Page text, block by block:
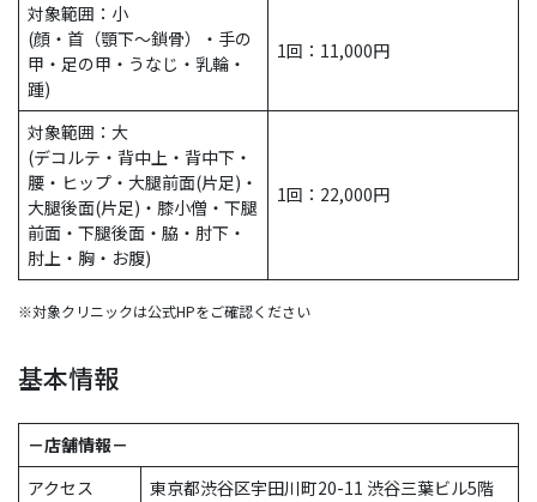
対象範囲：小
(顔・首（顎下～鎖骨）・手の
甲・足の甲・うなじ・乳輪・
踵)
1回：11,000円
対象範囲：大
(デコルテ・背中上・背中下・
腰・ヒップ・大腿前面(片足)・
大腿後面(片足)・膝小僧・下腿
前面・下腿後面・脇・肘下・
肘上・胸・お腹)
1回：22,000円
※対象クリニックは公式HPをご確認ください
基本情報
－店舗情報－
アクセス
東京都渋谷区宇田川町20-11 渋谷三葉ビル5階